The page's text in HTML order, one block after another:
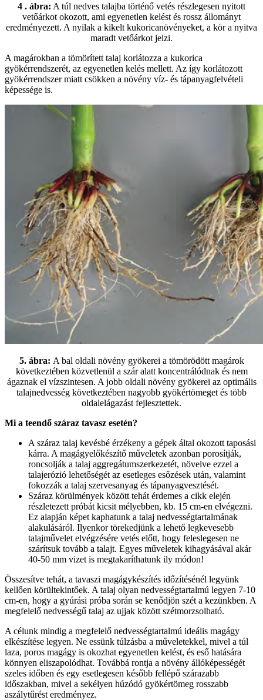
4 . ábra: A túl nedves talajba történő vetés részlegesen nyitott
vetőárkot okozott, ami egyenetlen kelést és rossz állományt
eredményezett. A nyilak a kikelt kukoricanövényeket, a kör a nyitva
maradt vetőárkot jelzi.
A magárokban a tömörített talaj korlátozza a kukorica
gyökérrendszerét, az egyenetlen kelés mellett. Az így korlátozott
gyökérrendszer miatt csökken a növény víz- és tápanyagfelvételi
képessége is.
5. ábra: A bal oldali növény gyökerei a tömörödött magárok
következtében közvetlenül a szár alatt koncentrálódnak és nem
ágaznak el vízszintesen. A jobb oldali növény gyökerei az optimális
talajnedvesség következtében nagyobb gyökértömeget és több
oldalelágazást fejlesztettek.
Mi a teendő száraz tavasz esetén?
A száraz talaj kevésbé érzékeny a gépek által okozott taposási
kárra. A magágyelőkészítő műveletek azonban porosítják,
roncsolják a talaj aggregátumszerkezetét, növelve ezzel a
talajerózió lehetőségét az esetleges esőzések után, valamint
fokozzák a talaj szervesanyag és tápanyagvesztését.
Száraz körülmények között tehát érdemes a cikk elején
részletezett próbát kicsit mélyebben, kb. 15 cm-en elvégezni.
Ez alapján képet kaphatunk a talaj nedvességtartalmának
alakulásáról. Ilyenkor törekedjünk a lehető legkevesebb
talajművelet elvégzésére vetés előtt, hogy feleslegesen ne
szárítsuk tovább a talajt. Egyes műveletek kihagyásával akár
40-50 mm vizet is megtakaríthatunk ily módon!
Összesítve tehát, a tavaszi magágykészítés időzítésénél legyünk
kellően körültekintőek. A talaj olyan nedvességtartalmú legyen 7-10
cm-en, hogy a gyúrási próba során se kenődjön szét a kezünkben. A
megfelelő nedvességű talaj az ujjak között szétmorzsolható.
A célunk mindig a megfelelő nedvességtartalmú ideális magágy
elkészítése legyen. Ne essünk túlzásba a műveletekkel, mivel a túl
laza, poros magágy is okozhat egyenetlen kelést, és eső hatására
könnyen eliszapolódhat. Továbbá rontja a növény állóképességét
szeles időben és egy esetlegesen később fellépő szárazabb
időszakban, mivel a sekélyen húzódó gyökértömeg rosszabb
aszálytűrést eredményez.